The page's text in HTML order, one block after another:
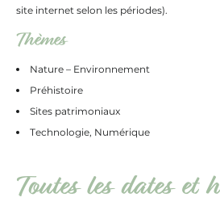
site internet selon les périodes).
Thèmes
Nature – Environnement
Préhistoire
Sites patrimoniaux
Technologie, Numérique
Toutes les dates et